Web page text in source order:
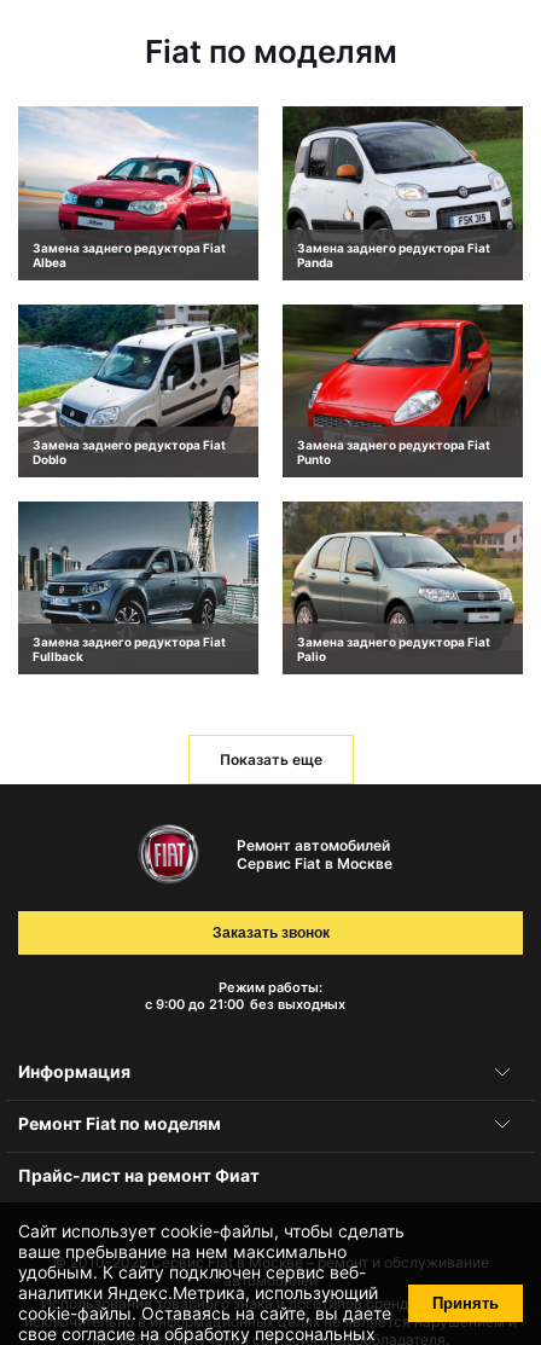
Fiat по моделям
Замена заднего редуктора Fiat
Albea
Замена заднего редуктора Fiat
Panda
Замена заднего редуктора Fiat
Doblo
Замена заднего редуктора Fiat
Punto
Замена заднего редуктора Fiat
Fullback
Замена заднего редуктора Fiat
Palio
Показать еще
Сайт использует cookie-файлы, чтобы сделать
ваше пребывание на нем максимально
удобным. К cайту подключен сервис веб-
аналитики Яндекс.Метрика, использующий
cookie-файлы. Оставаясь на сайте, вы даете
своесогласие на обработку персональных
Принять
Ремонт автомобилей
Сервис Fiat в Москве
Режим работы:
с 9:00 до 21:00 без выходных
Заказать звонок
Информация
Ремонт Fiat по моделям
Прайс-лист на ремонт Фиат
© 2010-2026Сервис Fiat в Москве – ремонт и обслуживание
автомобилей
Использование товарного знака и логотипов бренда происходит
исключительно в информационных целях не является нарушением и
не требует получения согласия правообладателя.